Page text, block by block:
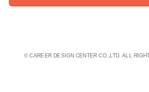
© CAREER DESIGN CENTER CO.,LTD. ALL